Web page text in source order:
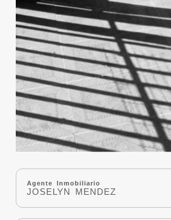
Agente Inmobiliario
JOSELYN MENDEZ